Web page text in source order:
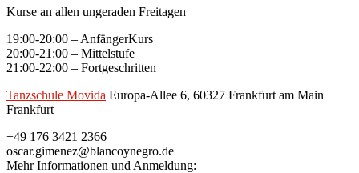
Kurse an allen ungeraden Freitagen
19:00-20:00 – AnfängerKurs
20:00-21:00 – Mittelstufe
21:00-22:00 – Fortgeschritten
Tanzschule Movida Europa-Allee 6, 60327 Frankfurt am Main
Frankfurt
+49 176 3421 2366
oscar.gimenez@blancoynegro.de
Mehr Informationen und Anmeldung: